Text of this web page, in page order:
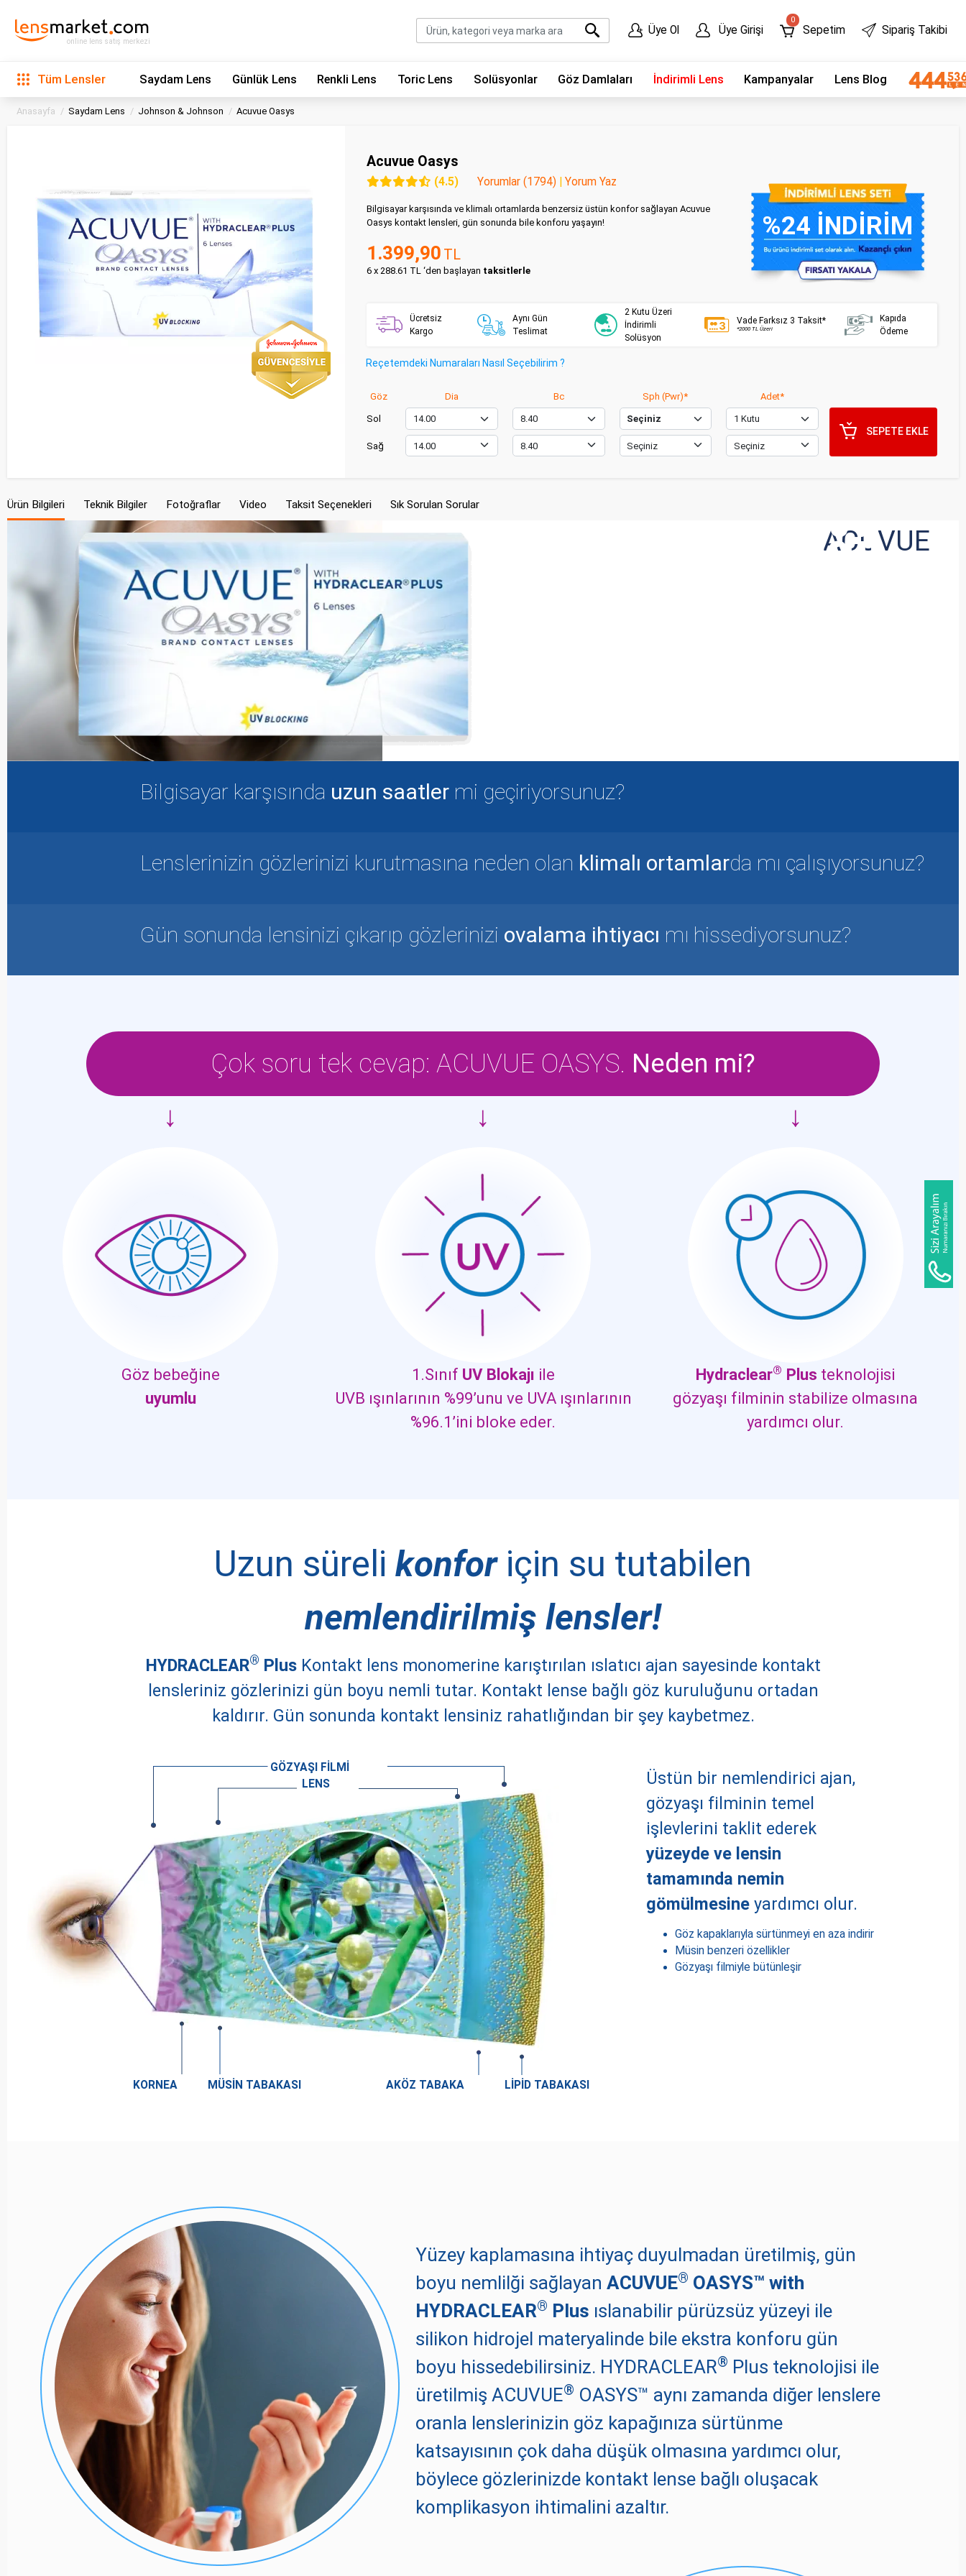
online lens satış merkezi
Üye Ol Üye Girişi
0
Sepetim Sipariş Takibi
Tüm Lensler Saydam Lens Günlük Lens Renkli Lens Toric Lens Solüsyonlar Göz Damlaları İndirimli Lens Kampanyalar Lens Blog
Anasayfa Saydam Lens Johnson & Johnson Acuvue Oasys
Acuvue Oasys
%24 İNDİRİM
(4.5) Yorumlar (1794) Yorum Yaz
Bilgisayar karşısında ve klimalı ortamlarda benzersiz üstün konfor sağlayan Acuvue
Oasys kontakt lensleri, gün sonunda bile konforu yaşayın!
1.399,90 TL
6 x 288.61 TL ‘den başlayan taksitlerle
Ücretsiz
Kargo
Aynı Gün
Teslimat
2 Kutu Üzeri
İndirimli
Solüsyon
Vade Farksız 3 Taksit*
*2000 TL Üzeri
Kapıda
Ödeme
Reçetemdeki Numaraları Nasıl Seçebilirim ?
Göz Dia Bc Sph (Pwr)* Adet*
Sol
Sağ
SEPETE EKLE
Ürün Bilgileri Teknik Bilgiler Fotoğraflar Video Taksit Seçenekleri Sık Sorulan Sorular
ACUVUE
Lenslerinizi Değil
Bilgisayar karşısında uzun saatler mi geçiriyorsunuz?
Lenslerinizin gözlerinizi kurutmasına neden olan klimalı ortamlarda mı çalışıyorsunuz?
Gün sonunda lensinizi çıkarıp gözlerinizi ovalama ihtiyacı mı hissediyorsunuz?
Çok soru tek cevap: ACUVUE OASYS. Neden mi?
↓
Göz bebeğine
uyumlu
↓
1.Sınıf UV Blokajı ile
UVB ışınlarının %99’unu ve UVA ışınlarının
%96.1’ini bloke eder.
↓
Hydraclear® Plus teknolojisi
gözyaşı filminin stabilize olmasına
yardımcı olur.
Uzun süreli konforiçin su tutabilen
nemlendirilmiş lensler!
HYDRACLEAR® PlusKontakt lens monomerine karıştırılan ıslatıcı ajan sayesinde kontakt
lensleriniz gözlerinizi gün boyu nemli tutar. Kontakt lense bağlı göz kuruluğunu ortadan
kaldırır. Gün sonunda kontakt lensiniz rahatlığından bir şey kaybetmez.
GÖZYAŞI FİLMİ
LENS
KORNEA MÜSİN TABAKASI AKÖZ TABAKA LİPİD TABAKASI
Üstün bir nemlendirici ajan,
gözyaşı filminin temel
işlevlerini taklit ederek
yüzeyde ve lensin
tamamında nemin
gömülmesine yardımcı olur.
Göz kapaklarıyla sürtünmeyi en aza indirir
Müsin benzeri özellikler
Gözyaşı filmiyle bütünleşir
Yüzey kaplamasına ihtiyaç duyulmadan üretilmiş, gün
boyu nemlilği sağlayan ACUVUE® OASYS™ with
HYDRACLEAR® Plus ıslanabilir pürüzsüz yüzeyi ile
silikon hidrojel materyalinde bile ekstra konforu gün
boyu hissedebilirsiniz. HYDRACLEAR® Plus teknolojisi ile
üretilmiş ACUVUE® OASYS™ aynı zamanda diğer lenslere
oranla lenslerinizin göz kapağınıza sürtünme
katsayısının çok daha düşük olmasına yardımcı olur,
böylece gözlerinizde kontakt lense bağlı oluşacak
komplikasyon ihtimalini azaltır.